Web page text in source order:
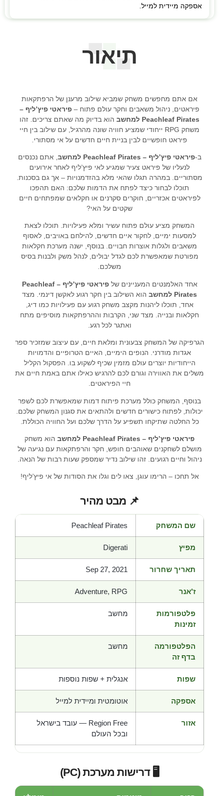
אספקה מיידית למייל.
תיאור
אם אתם מחפשים משחק שמביא שילוב מרענן של הרפתקאות
פיראטים, ניהול משאבים וחקר עולם פתוח – פיראטי פיץ’ליף –
Peachleaf Pirates למחשב
הוא בדיוק מה שאתם צריכים. זהו
משחק RPG ייחודי שמציע חוויה שונה מהרגיל, עם שילוב בין חיי
פיראט חופשיים לבין בניית חיים חדשים על אי מסתורי.
ב-פיראטי פיץ’ליף – Peachleaf Pirates למחשב
, אתם נכנסים
לנעליו של פיראט צעיר שמגיע לאי פיץ’ליף לאחר אירועים
מסתוריים. במהרה תגלו שהאי מלא בהזדמנויות – אך גם בסכנות.
תוכלו לבחור כיצד לפתח את הדמות שלכם: האם תהפכו
לפיראטים אכזריים, חוקרים סקרנים או חקלאים שמפתחים חיים
שקטים על האי?
המשחק מציע עולם פתוח עשיר ומלא פעילויות. תוכלו לצאת
למסעות ימיים, לחקור איים חדשים, להילחם באויבים, לאסוף
משאבים ולגלות אוצרות חבויים. בנוסף, ישנה מערכת חקלאות
מפורטת שמאפשרת לכם לגדל יבולים, לנהל משק ולבנות בסיס
משלכם.
אחד האלמנטים המעניינים של
פיראטי פיץ’ליף – Peachleaf
Pirates למחשב
הוא השילוב בין חקר רגוע לאקשן דינמי. מצד
אחד, תוכלו ליהנות מקצב משחק רגוע עם פעילויות כמו דיג,
חקלאות ובנייה. מצד שני, הקרבות וההרפתקאות מוסיפים מתח
ואתגר לכל רגע.
הגרפיקה של המשחק צבעונית ומלאת חיים, עם עיצוב שמזכיר ספר
אגדות מודרני. הנופים הימיים, האיים הטרופיים והדמויות
הייחודיות יוצרים עולם מזמין שכיף לשקוע בו. הפסקול הקליל
משלים את האווירה וגורם לכם להרגיש כאילו אתם באמת חיים את
חיי הפיראטים.
בנוסף, המשחק כולל מערכת פיתוח דמות שמאפשרת לכם לשפר
יכולות, לפתוח כישורים חדשים ולהתאים את סגנון המשחק שלכם.
כל החלטה שתיקחו תשפיע על הדרך שלכם ועל החוויה הכוללת.
פיראטי פיץ’ליף – Peachleaf Pirates למחשב
הוא משחק
מושלם לשחקנים שאוהבים חופש, חקר והרפתקאות עם נגיעה של
ניהול וחיים רגועים. זהו שילוב נדיר שמספק שעות רבות של הנאה.
אל תחכו – הרימו עוגן, צאו לים וגלו את הסודות של אי פיץ’ליף!
📌 מבט מהיר
שם המשחק Peachleaf Pirates
מפיץ Digerati
תאריך שחרור Sep 27, 2021
ז'אנר Adventure, RPG
פלטפורמות
זמינות
מחשב
הפלטפורמה
בדף זה
מחשב
שפות אנגלית + שפות נוספות
אספקה אוטומטית ומיידית למייל
אזור
Region Free — עובד בישראל
ובכל העולם
🖥️ דרישות מערכת (PC)